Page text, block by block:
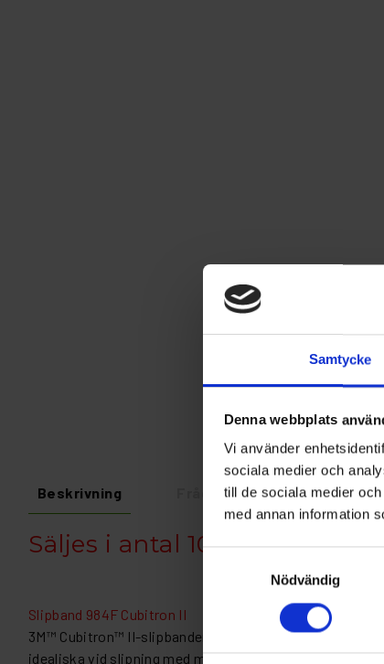
Samtycke
Denna webbplats
Vi använder
sociala medier och
till de sociala medier
med annan information
Samtyckesval
Nödvändig
Beskrivning Fråga om produkt
Säljes i antal 10st
Slipband 984F Cubitron II
3M™ Cubitron™ II-slipbanden 984F har
idealiska vid slipning med medelhögt till högt tryck.